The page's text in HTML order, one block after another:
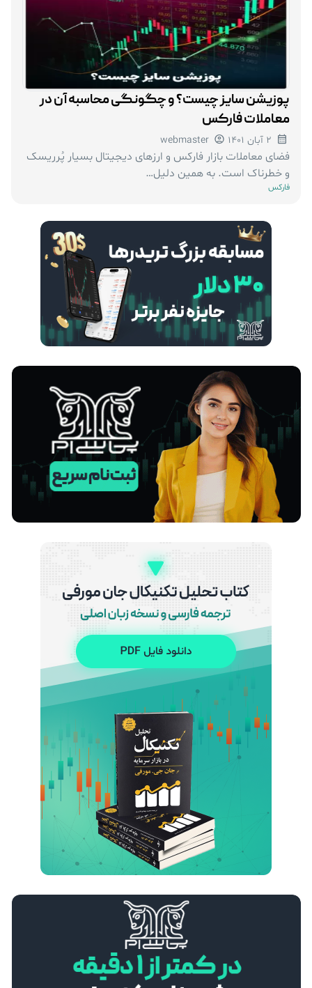
پوزیشن سایز چیست؟ و چگونگی محاسبه آن در
معاملات فارکس
2 آبان 1401 webmaster
فضای معاملات بازار فارکس و ارزهای دیجیتال بسیار پُرریسک
و خطرناک است. به همین دلیل…
فارکس
تأثیر تنش‌های خاورمیانه بر قیمت نفت و جفت‌ ارزها
مریم آریافر